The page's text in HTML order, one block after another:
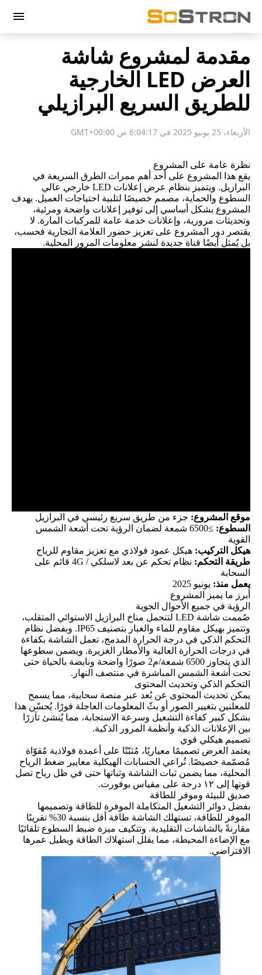
menu
مقدمة لمشروع شاشة
العرض LED الخارجية
للطريق السريع البرازيلي
الأربعاء، 25 يونيو 2025 في 6:04:17 ص GMT+00:00
نظرة عامة على المشروع
يقع هذا المشروع على أحد أهم ممرات الطرق السريعة في
البرازيل. ويتميز بنظام عرض إعلانات LED خارجي عالي
السطوع والحماية، مصمم خصيصًا لتلبية احتياجات العميل. يهدف
المشروع بشكل أساسي إلى توفير إعلانات واضحة ومرئية،
وتحديثات مرورية، وإعلانات خدمة عامة للمركبات المارة. لا
يقتصر دور المشروع على تعزيز حضور العلامة التجارية فحسب،
بل يُمثل أيضًا قناة جديدة لنشر معلومات المرور المحلية.
موقع المشروع: جزء من طريق سريع رئيسي في البرازيل
السطوع:
≥6500 شمعة لضمان الرؤية تحت أشعة الشمس
القوية
هيكل التركيب: هيكل عمود فولاذي مع تعزيز مقاوم للرياح
طريقة التحكم:
نظام تحكم عن بعد لاسلكي / 4G قائم على
السحابة
يعمل منذ: يونيو 2025
أبرز ما يميز المشروع
الرؤية في جميع الأحوال الجوية
صُممت شاشة LED لتتحمل مناخ البرازيل الاستوائي المتقلب،
وتتميز بهيكل مقاوم للماء والغبار بتصنيف IP65. وبفضل نظام
التحكم الذكي في درجة الحرارة المدمج، تعمل الشاشة بكفاءة
في درجات الحرارة العالية والأمطار الغزيرة. ويضمن سطوعها
الذي يتجاوز 6500 شمعة/م2 صورًا واضحة ونابضة بالحياة حتى
تحت أشعة الشمس المباشرة في منتصف النهار.
التحكم الذكي وتحديث المحتوى
يمكن تحديث المحتوى عن بُعد عبر منصة سحابية، مما يسمح
للمعلنين بتغيير الصور أو بثّ المعلومات العاجلة فورًا. يُحسّن هذا
بشكل كبير كفاءة التشغيل وسرعة الاستجابة، مما يُنشئ تآزرًا
بين الإعلانات الذكية وأنظمة المرور الذكية.
تصميم هيكلي قوي
يعتمد العرض تصميمًا معياريًا، مُثبّتًا على أعمدة فولاذية مُقوّاة
مُصمّمة خصيصًا. تُراعي الحسابات الهيكلية معايير ضغط الرياح
المحلية، مما يضمن ثبات الشاشة وثباتها حتى في ظل رياح تصل
قوتها إلى ١٢ درجة على مقياس بوفورت.
صديق للبيئة وموفر للطاقة
بفضل دوائر التشغيل المتكاملة الموفرة للطاقة وتصميمها
الموفر للطاقة، تستهلك الشاشة طاقة أقل بنسبة 30% تقريبًا
مقارنةً بالشاشات التقليدية. وتتكيف ميزة ضبط السطوع تلقائيًا
مع الإضاءة المحيطة، مما يقلل استهلاك الطاقة ويطيل عمرها
الافتراضي.